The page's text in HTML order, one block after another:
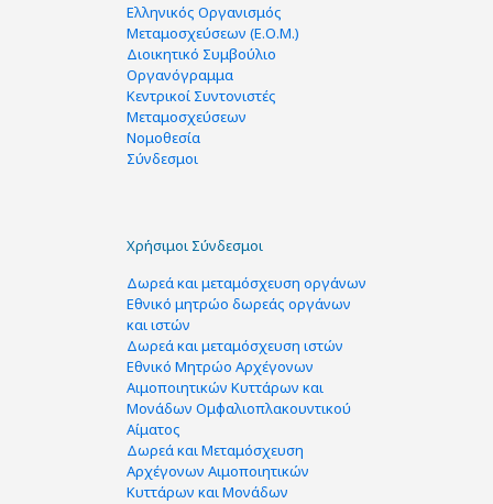
Ελληνικός Οργανισμός
Μεταμοσχεύσεων (Ε.Ο.Μ.)
Διοικητικό Συμβούλιο
Οργανόγραμμα
Κεντρικοί Συντονιστές
Μεταμοσχεύσεων
Νομοθεσία
Σύνδεσμοι
Χρήσιμοι Σύνδεσμοι
Δωρεά και μεταμόσχευση οργάνων
Εθνικό μητρώο δωρεάς οργάνων
και ιστών
Δωρεά και μεταμόσχευση ιστών
Εθνικό Μητρώο Αρχέγονων
Αιμοποιητικών Κυττάρων και
Μονάδων Ομφαλιοπλακουντικού
Αίματος
Δωρεά και Μεταμόσχευση
Αρχέγονων Αιμοποιητικών
Κυττάρων και Μονάδων